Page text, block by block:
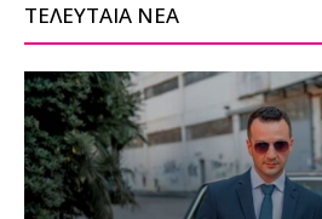
ΤΕΛΕΥΤΑΙΑ ΝΕΑ